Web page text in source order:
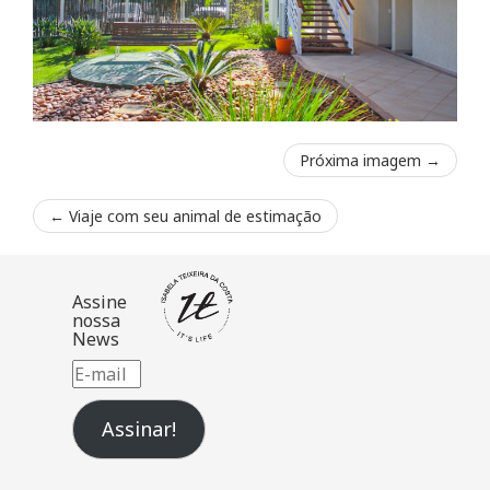
Próxima imagem →
← Viaje com seu animal de estimação
Assine
nossa
News
E-
mail
Assinar!